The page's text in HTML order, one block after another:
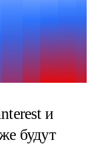
и
будут